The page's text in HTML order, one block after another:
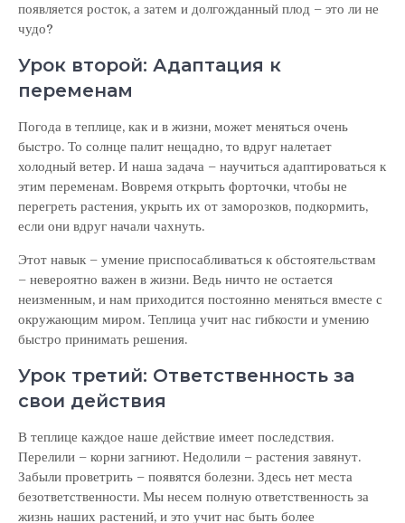
появляется росток, а затем и долгожданный плод – это ли не
чудо?
Урок второй: Адаптация к
переменам
Погода в теплице, как и в жизни, может меняться очень
быстро. То солнце палит нещадно, то вдруг налетает
холодный ветер. И наша задача – научиться адаптироваться к
этим переменам. Вовремя открыть форточки, чтобы не
перегреть растения, укрыть их от заморозков, подкормить,
если они вдруг начали чахнуть.
Этот навык – умение приспосабливаться к обстоятельствам
– невероятно важен в жизни. Ведь ничто не остается
неизменным, и нам приходится постоянно меняться вместе с
окружающим миром. Теплица учит нас гибкости и умению
быстро принимать решения.
Урок третий: Ответственность за
свои действия
В теплице каждое наше действие имеет последствия.
Перелили – корни загниют. Недолили – растения завянут.
Забыли проветрить – появятся болезни. Здесь нет места
безответственности. Мы несем полную ответственность за
жизнь наших растений, и это учит нас быть более